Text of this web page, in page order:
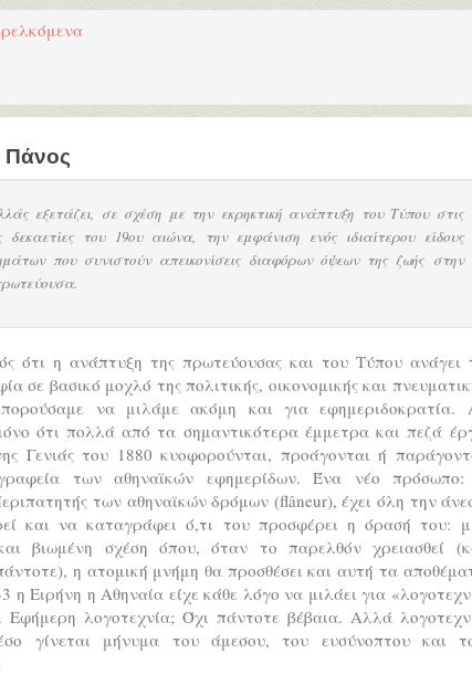
Πάνος
εξετάζει, σε σχέση με την εκρηκτική ανάπτυξη του Τύπου στις
δεκαετίες του 19ου αιώνα, την εμφάνιση ενός ιδιαίτερου είδους
που συνιστούν απεικονίσεις διαφόρων όψεων της ζωής στην
ότι η ανάπτυξη της πρωτεύουσας και του Τύπου ανάγει
σε βασικό μοχλό της πολιτικής, οικονομικής και
να μιλάμε ακόμη και για εφημεριδοκρατία.
ότι πολλά από τα σημαντικότερα έμμετρα και πεζά
Γενιάς του 1880 κυοφορούνται, προάγονται ή
των αθηναϊκών εφημερίδων. Ένα νέο
των αθηναϊκών δρόμων (flâneur), έχει όλη την
και να καταγράφει ό,τι του προσφέρει η όρασή του:
βιωμένη σχέση όπου, όταν το παρελθόν χρειασθεί
η ατομική μνήμη θα προσθέσει και αυτή τα
η Ειρήνη η Αθηναία είχε κάθε λόγο να μιλάει για
Εφήμερη λογοτεχνία; Όχι πάντοτε βέβαια. Αλλά
γίνεται μήνυμα του άμεσου, του ευσύνοπτου και